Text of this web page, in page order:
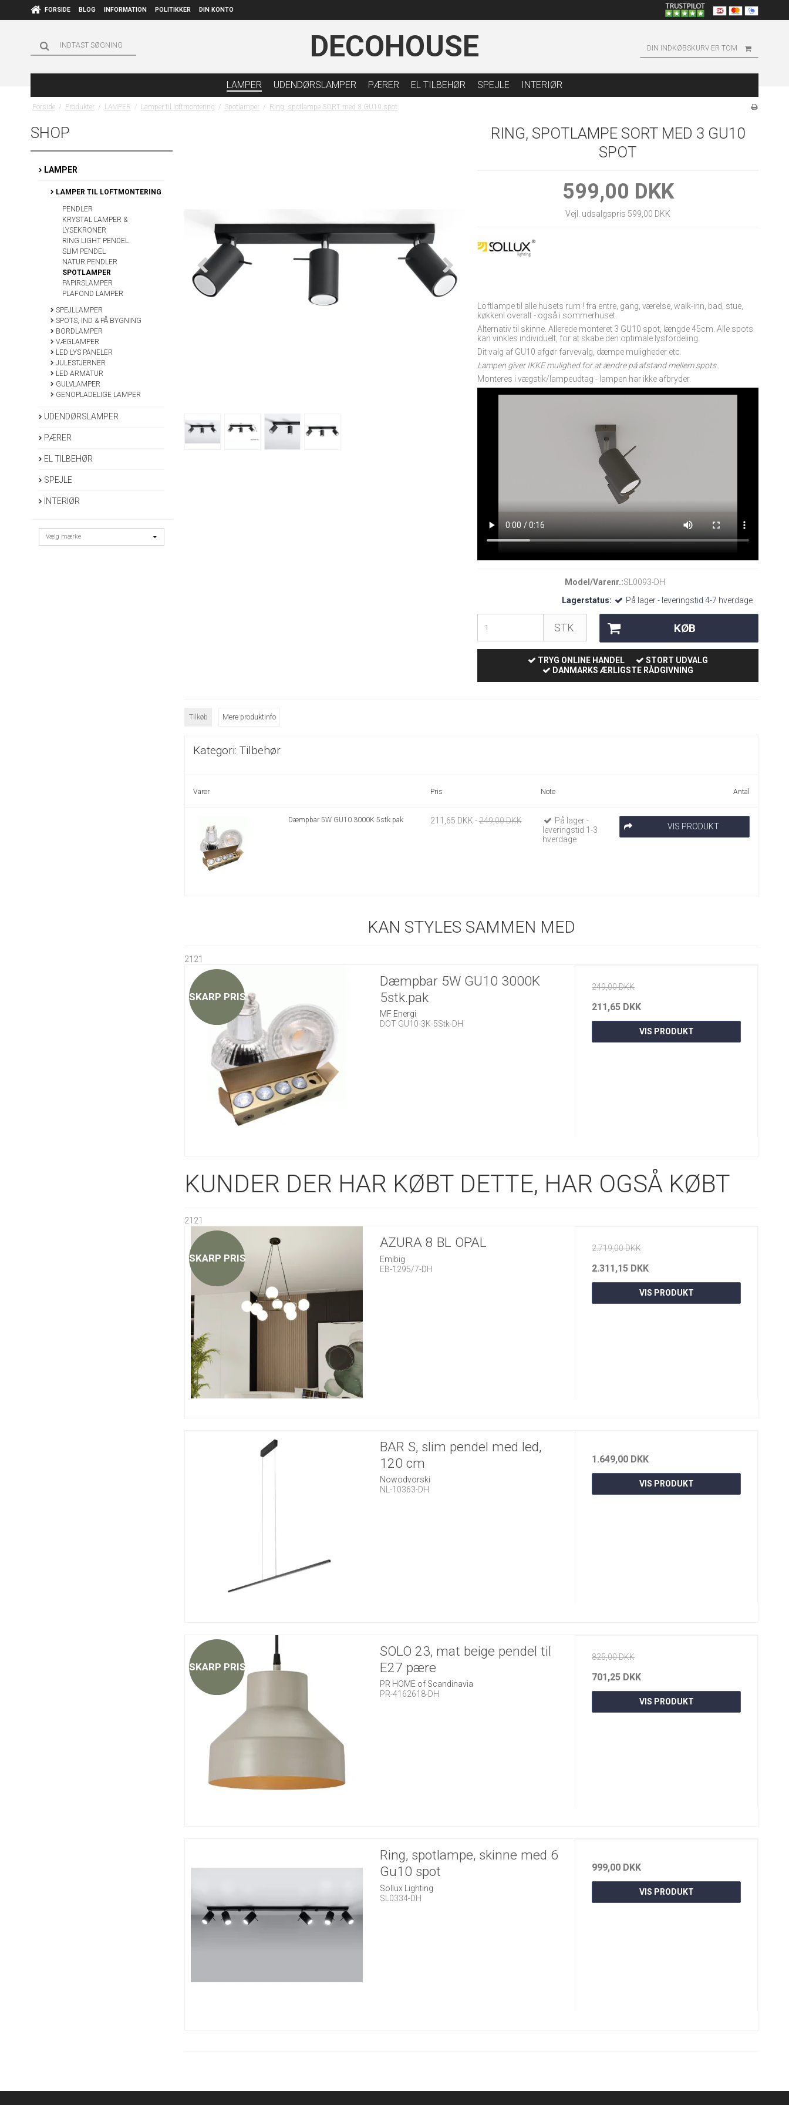
FORSIDE BLOG INFORMATION POLITIKKER DIN KONTO
DECOHOUSE DIN INDKØBSKURV ER TOM
LAMPER UDENDØRSLAMPER PÆRER EL TILBEHØR SPEJLE INTERIØR
Forside / Produkter / LAMPER / Lamper til loftmontering / Spotlamper / Ring, spotlampe SORT med 3 GU10 spot
SHOP
LAMPER
LAMPER TIL LOFTMONTERING
PENDLER
KRYSTAL LAMPER &
LYSEKRONER
RING LIGHT PENDEL
SLIM PENDEL
NATUR PENDLER
SPOTLAMPER
PAPIRSLAMPER
PLAFOND LAMPER
SPEJLLAMPER
SPOTS, IND & PÅ BYGNING
BORDLAMPER
VÆGLAMPER
LED LYS PANELER
JULESTJERNER
LED ARMATUR
GULVLAMPER
GENOPLADELIGE LAMPER
UDENDØRSLAMPER
PÆRER
EL TILBEHØR
SPEJLE
INTERIØR
RING, SPOTLAMPE SORT MED 3 GU10
SPOT
599,00 DKK
Vejl. udsalgspris 599,00 DKK
Loftlampe til alle husets rum ! fra entre, gang, værelse, walk-inn, bad, stue,
køkken! overalt - også i sommerhuset.
Alternativ til skinne. Allerede monteret 3 GU10 spot, længde 45cm. Alle spots
kan vinkles individuelt, for at skabe den optimale lysfordeling.
Dit valg af GU10 afgør farvevalg, dæmpe muligheder etc.
Lampen giver IKKE mulighed for at ændre på afstand mellem spots.
Monteres i vægstik/lampeudtag - lampen har ikke afbryder.
Model/Varenr.:SL0093-DH
Lagerstatus:
På lager - leveringstid 4-7 hverdage
STK. KØB
TRYG ONLINE HANDEL
STORT UDVALG
DANMARKS ÆRLIGSTE RÅDGIVNING
Tilkøb Mere produktinfo
Kategori: Tilbehør
Varer Pris Note Antal
Dæmpbar 5W GU10 3000K 5stk.pak 211,65 DKK -249,00 DKK
På lager -
leveringstid 1-3
hverdage
VIS PRODUKT
KAN STYLES SAMMEN MED
2121
SKARP PRIS
Dæmpbar 5W GU10 3000K
5stk.pak
MF Energi
DOT GU10-3K-5Stk-DH
249,00 DKK
211,65 DKK
VIS PRODUKT
KUNDER DER HAR KØBT DETTE, HAR OGSÅ KØBT
2121
SKARP PRIS
AZURA 8 BL OPAL
Emibig
EB-1295/7-DH
2.719,00 DKK
2.311,15 DKK
VIS PRODUKT
BAR S, slim pendel med led,
120 cm
Nowodvorski
NL-10363-DH
1.649,00 DKK
VIS PRODUKT
SKARP PRIS
SOLO 23, mat beige pendel til
E27 pære
PR HOME of Scandinavia
PR-4162618-DH
825,00 DKK
701,25 DKK
VIS PRODUKT
Ring, spotlampe, skinne med 6
Gu10 spot
Sollux Lighting
SL0334-DH
999,00 DKK
VIS PRODUKT